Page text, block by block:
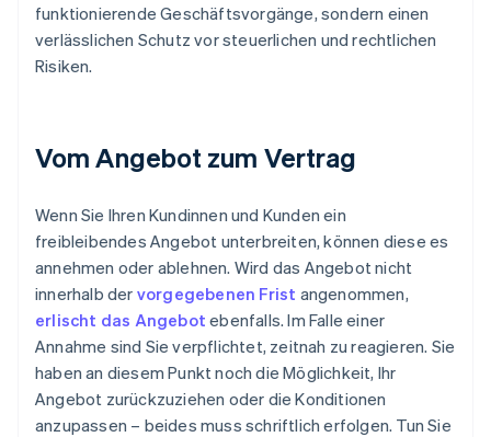
funktionierende Geschäftsvorgänge, sondern einen
verlässlichen Schutz vor steuerlichen und rechtlichen
Risiken.
Vom Angebot zum Vertrag
Wenn Sie Ihren Kundinnen und Kunden ein
freibleibendes Angebot unterbreiten, können diese es
annehmen oder ablehnen. Wird das Angebot nicht
innerhalb der vorgegebenen Frist angenommen,
erlischt das Angebot ebenfalls. Im Falle einer
Annahme sind Sie verpflichtet, zeitnah zu reagieren. Sie
haben an diesem Punkt noch die Möglichkeit, Ihr
Angebot zurückzuziehen oder die Konditionen
anzupassen – beides muss schriftlich erfolgen. Tun Sie